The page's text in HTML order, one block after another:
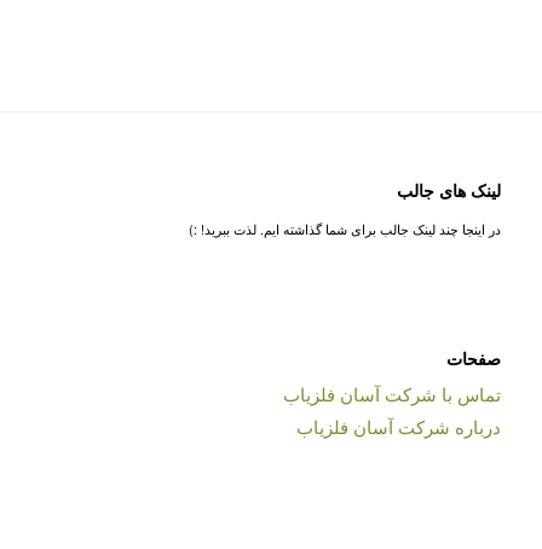
لینک های جالب
در اینجا چند لینک جالب برای شما گذاشته ایم. لذت ببرید! :)
صفحات
تماس با شرکت آسان فلزیاب
درباره شرکت آسان فلزیاب